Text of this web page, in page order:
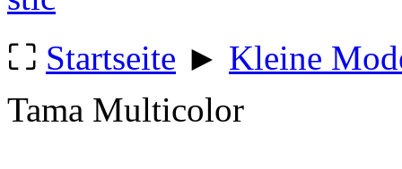
⛶ Startseite ► Kleine
Tama Multicolor